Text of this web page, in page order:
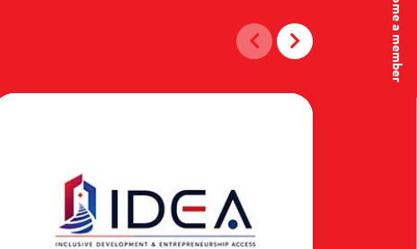
Become a member